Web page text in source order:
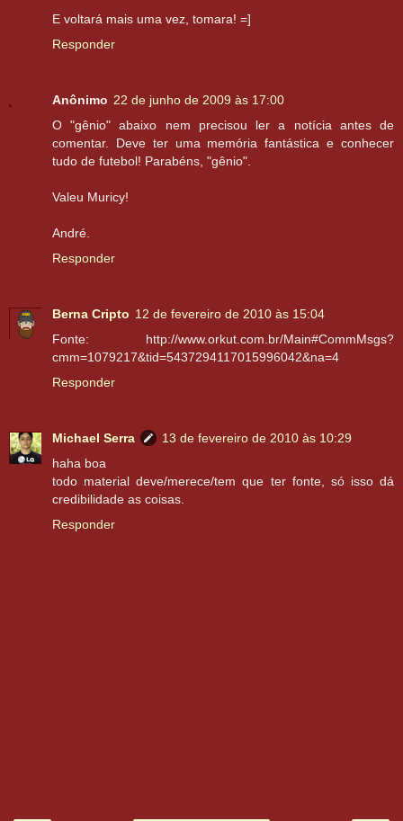
E voltará mais uma vez, tomara! =]
Responder
Anônimo 22 de junho de 2009 às 17:00
O "gênio" abaixo nem precisou ler a notícia antes de
comentar. Deve ter uma memória fantástica e conhecer
tudo de futebol! Parabéns, "gênio".
Valeu Muricy!
André.
Responder
Berna Cripto 12 de fevereiro de 2010 às 15:04
Fonte: http://www.orkut.com.br/Main#CommMsgs?
cmm=1079217&tid=5437294117015996042&na=4
Responder
Michael Serra
13 de fevereiro de 2010 às 10:29
haha boa
todo material deve/merece/tem que ter fonte, só isso dá
credibilidade as coisas.
Responder